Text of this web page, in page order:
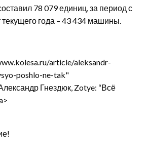
78 079 единиц, за период с
текущего года – 43 434 машины.
article/aleksandr-
poshlo-ne-tak"
Гнездюк, Zotye: “Всё